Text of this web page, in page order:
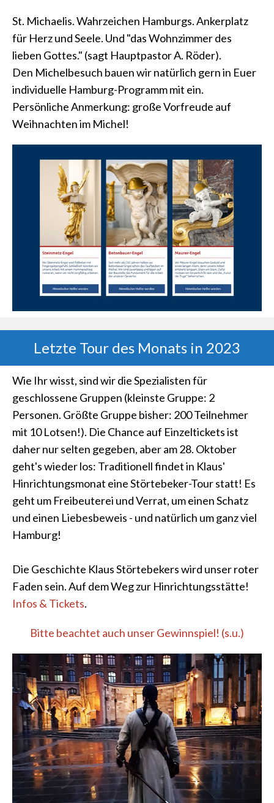
St. Michaelis. Wahrzeichen Hamburgs. Ankerplatz
für Herz und Seele. Und "das Wohnzimmer des
lieben Gottes." (sagt Hauptpastor A. Röder).
Den Michelbesuch bauen wir natürlich gern in Euer
individuelle Hamburg-Programm mit ein.
Persönliche Anmerkung: große Vorfreude auf
Weihnachten im Michel!
Letzte Tour des Monats in 2023
Wie Ihr wisst, sind wir die Spezialisten für
geschlossene Gruppen (kleinste Gruppe: 2
Personen. Größte Gruppe bisher: 200 Teilnehmer
mit 10 Lotsen!). Die Chance auf Einzeltickets ist
daher nur selten gegeben, aber am 28. Oktober
geht's wieder los: Traditionell findet in Klaus'
Hinrichtungsmonat eine Störtebeker-Tour statt! Es
geht um Freibeuterei und Verrat, um einen Schatz
und einen Liebesbeweis - und natürlich um ganz viel
Hamburg!
Die Geschichte Klaus Störtebekers wird unser roter
Faden sein. Auf dem Weg zur Hinrichtungsstätte!
Infos & Tickets.
Bitte beachtet auch unser Gewinnspiel! (s.u.)